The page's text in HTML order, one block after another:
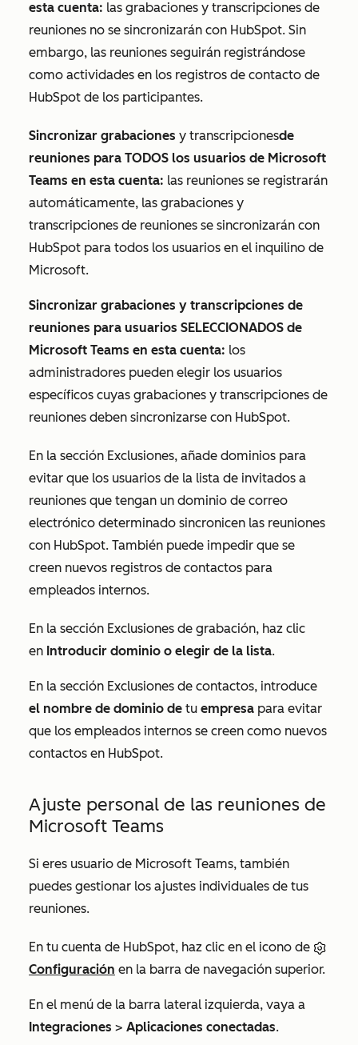
esta cuenta: las grabaciones y transcripciones de
reuniones no se sincronizarán con HubSpot. Sin
embargo, las reuniones seguirán registrándose
como actividades en los registros de contacto de
HubSpot de los participantes.
Sincronizar grabaciones y transcripcionesde
reuniones para TODOS los usuarios de Microsoft
Teams en esta cuenta: las reuniones se registrarán
automáticamente, las grabaciones y
transcripciones de reuniones se sincronizarán con
HubSpot para todos los usuarios en el inquilino de
Microsoft.
Sincronizar grabaciones y transcripciones de
reuniones para usuarios SELECCIONADOS de
Microsoft Teams en esta cuenta: los
administradores pueden elegir los usuarios
específicos cuyas grabaciones y transcripciones de
reuniones deben sincronizarse con HubSpot.
En la sección Exclusiones, añade dominios para
evitar que los usuarios de la lista de invitados a
reuniones que tengan un dominio de correo
electrónico determinado sincronicen las reuniones
con HubSpot. También puede impedir que se
creen nuevos registros de contactos para
empleados internos.
En la sección Exclusiones de grabación, haz clic
en Introducir dominio o elegir de la lista.
En la sección Exclusiones de contactos, introduce
el nombre de dominio de tu empresa para evitar
que los empleados internos se creen como nuevos
contactos en HubSpot.
Ajuste personal de las reuniones de
Microsoft Teams
Si eres usuario de Microsoft Teams, también
puedes gestionar los ajustes individuales de tus
reuniones.
En tu cuenta de HubSpot, haz clic en el icono de
Configuración en la barra de navegación superior.
En el menú de la barra lateral izquierda, vaya a
Integraciones > Aplicaciones conectadas.